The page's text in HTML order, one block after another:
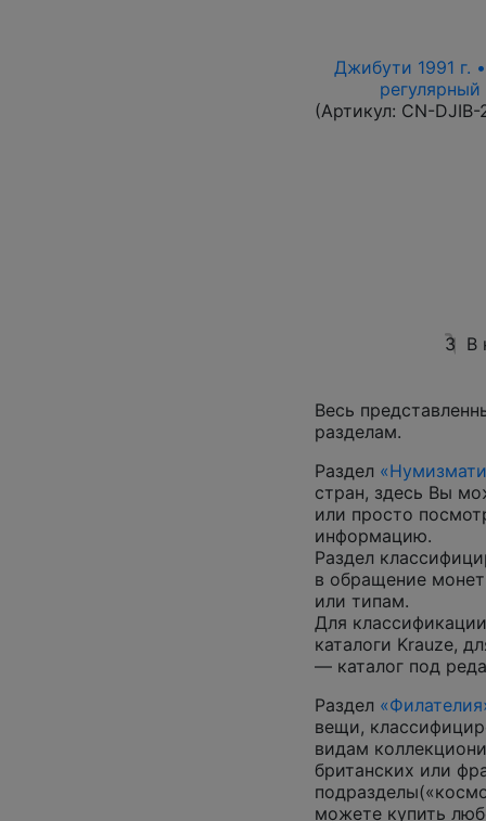
Джибути 1991 г.
(Артикул: CN-DJIB-
3 В
Весь
разделам.
Раздел
стран, здесь Вы
или просто
информацию.
Раздел
в обращение
или типам.
Для
каталоги Krauze,
— каталог под
Раздел
вещи,
видам
британских или
можете купить